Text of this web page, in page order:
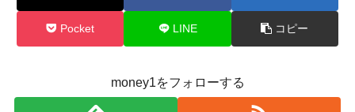
Pocket LINE コピー
money1をフォローする